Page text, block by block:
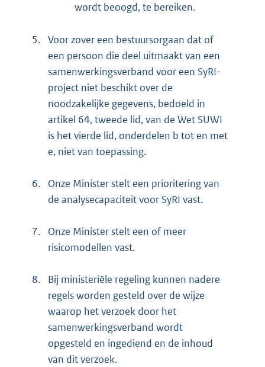
wordt beoogd, te bereiken.
5. Voor zover een bestuursorgaan dat of
een persoon die deel uitmaakt van een
samenwerkingsverband voor een SyRI-
project niet beschikt over de
noodzakelijke gegevens, bedoeld in
artikel 64, tweede lid, van de Wet SUWI
is het vierde lid, onderdelen b tot en met
e, niet van toepassing.
6.
Onze Minister stelt een prioritering van
de analysecapaciteit voor SyRI vast.
7.
Onze Minister stelt een of meer
risicomodellen vast.
8.
Bij ministeriële regeling kunnen nadere
regels worden gesteld over de wijze
waarop het verzoek door het
samenwerkingsverband wordt
opgesteld en ingediend en de inhoud
van dit verzoek.